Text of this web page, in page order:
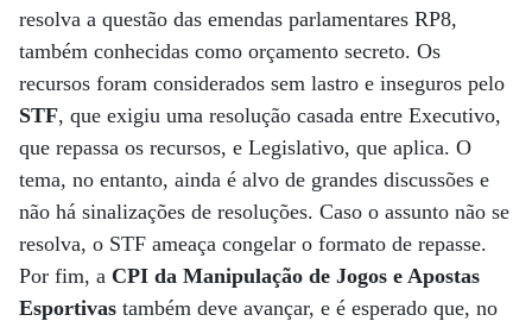
resolva a questão das emendas parlamentares RP8,
também conhecidas como orçamento secreto. Os
recursos foram considerados sem lastro e inseguros pelo
STF, que exigiu uma resolução casada entre Executivo,
que repassa os recursos, e Legislativo, que aplica. O
tema, no entanto, ainda é alvo de grandes discussões e
não há sinalizações de resoluções. Caso o assunto não se
resolva, o STF ameaça congelar o formato de repasse.
Por fim, a CPI da Manipulação de Jogos e Apostas
Esportivas também deve avançar, e é esperado que, no